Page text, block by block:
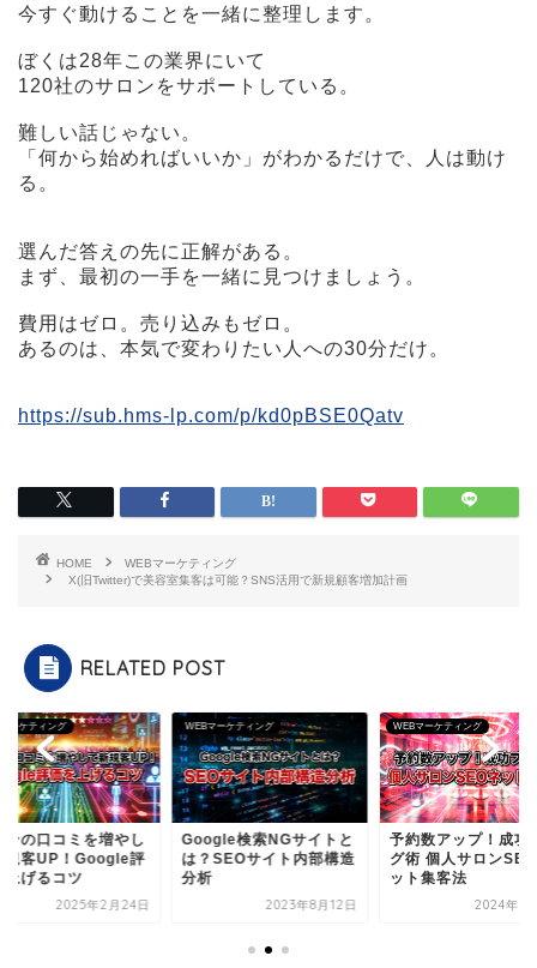
今すぐ動けることを一緒に整理します。
ぼくは28年この業界にいて
120社のサロンをサポートしている。
難しい話じゃない。
「何から始めればいいか」がわかるだけで、人は動け
る。
選んだ答えの先に正解がある。
まず、最初の一手を一緒に見つけましょう。
費用はゼロ。売り込みもゼロ。
あるのは、本気で変わりたい人への30分だけ。
https://sub.hms-lp.com/p/kd0pBSE0Qatv
HOME
WEBマーケティング
X(旧Twitter)で美容室集客は可能？SNS活用で新規顧客増加計画
RELATED POST
ーケティング
ンの口コミを増やし
規客UP！Google評
上げるコツ
2025年2月24日
WEBマーケティング
Google検索NGサイトと
は？SEOサイト内部構造
分析
2023年8月12日
WEBマーケティング
予約数アップ！成功
グ術 個人サロン
ット集客法
2024年8